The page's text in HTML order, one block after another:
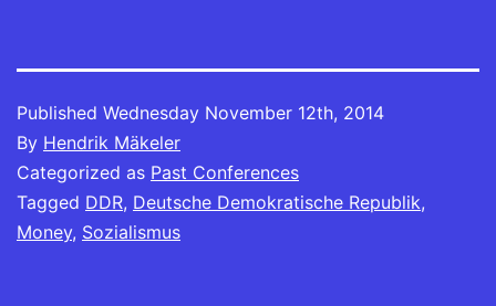
Published Wednesday November 12th, 2014
By Hendrik Mäkeler
Categorized as Past Conferences
Tagged DDR, Deutsche Demokratische Republik,
Money, Sozialismus